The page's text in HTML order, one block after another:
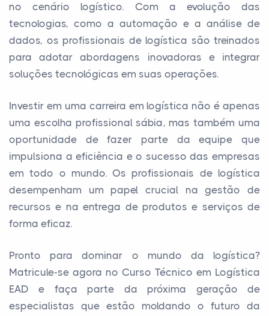
no cenário logístico. Com a evolução das
tecnologias, como a automação e a análise de
dados, os profissionais de logística são treinados
para adotar abordagens inovadoras e integrar
soluções tecnológicas em suas operações.
Investir em uma carreira em logística não é apenas
uma escolha profissional sábia, mas também uma
oportunidade de fazer parte da equipe que
impulsiona a eficiência e o sucesso das empresas
em todo o mundo. Os profissionais de logística
desempenham um papel crucial na gestão de
recursos e na entrega de produtos e serviços de
forma eficaz.
Pronto para dominar o mundo da logística?
Matricule-se agora no Curso Técnico em Logística
EAD e faça parte da próxima geração de
especialistas que estão moldando o futuro da